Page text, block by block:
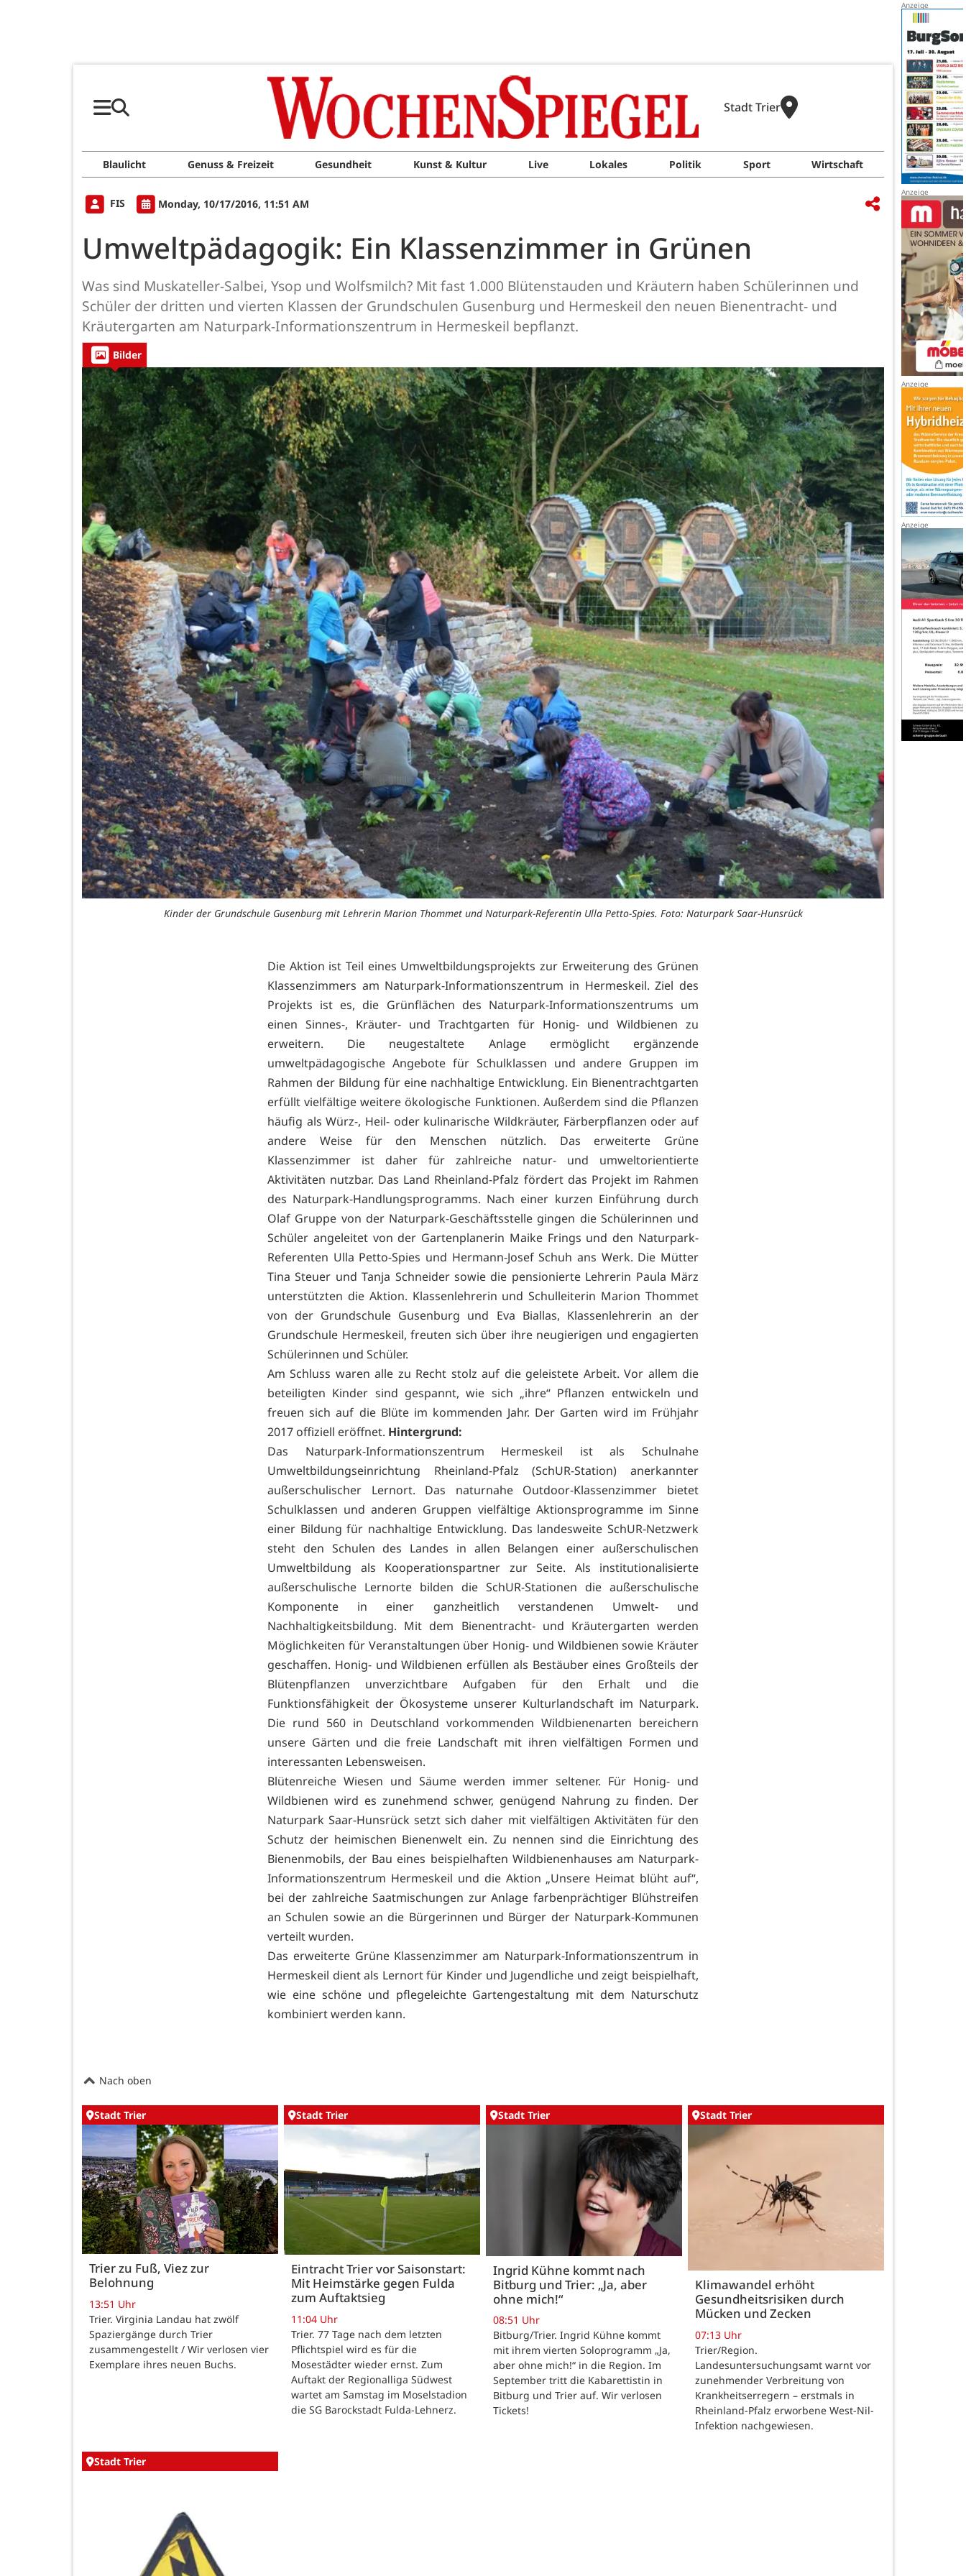
Stadt Trier
Blaulicht Genuss & Freizeit Gesundheit Kunst & Kultur Live Lokales Politik Sport Wirtschaft
FIS Monday, 10/17/2016, 11:51 AM
Umweltpädagogik: Ein Klassenzimmer in Grünen
Was sind Muskateller-Salbei, Ysop und Wolfsmilch? Mit fast 1.000 Blütenstauden und Kräutern haben Schülerinnen und
Schüler der dritten und vierten Klassen der Grundschulen Gusenburg und Hermeskeil den neuen Bienentracht- und
Kräutergarten am Naturpark-Informationszentrum in Hermeskeil bepflanzt.
Bilder
Kinder der Grundschule Gusenburg mit Lehrerin Marion Thommet und Naturpark-Referentin Ulla Petto-Spies. Foto: Naturpark Saar-Hunsrück
Die Aktion ist Teil eines Umweltbildungsprojekts zur Erweiterung des Grünen
Klassenzimmers am Naturpark-Informationszentrum in Hermeskeil. Ziel des
Projekts ist es, die Grünflächen des Naturpark-Informationszentrums um
einen Sinnes-, Kräuter- und Trachtgarten für Honig- und Wildbienen zu
erweitern. Die neugestaltete Anlage ermöglicht ergänzende
umweltpädagogische Angebote für Schulklassen und andere Gruppen im
Rahmen der Bildung für eine nachhaltige Entwicklung. Ein Bienentrachtgarten
erfüllt vielfältige weitere ökologische Funktionen. Außerdem sind die Pflanzen
häufig als Würz-, Heil- oder kulinarische Wildkräuter, Färberpflanzen oder auf
andere Weise für den Menschen nützlich. Das erweiterte Grüne
Klassenzimmer ist daher für zahlreiche natur- und umweltorientierte
Aktivitäten nutzbar. Das Land Rheinland-Pfalz fördert das Projekt im Rahmen
des Naturpark-Handlungsprogramms. Nach einer kurzen Einführung durch
Olaf Gruppe von der Naturpark-Geschäftsstelle gingen die Schülerinnen und
Schüler angeleitet von der Gartenplanerin Maike Frings und den Naturpark-
Referenten Ulla Petto-Spies und Hermann-Josef Schuh ans Werk. Die Mütter
Tina Steuer und Tanja Schneider sowie die pensionierte Lehrerin Paula März
unterstützten die Aktion. Klassenlehrerin und Schulleiterin Marion Thommet
von der Grundschule Gusenburg und Eva Biallas, Klassenlehrerin an der
Grundschule Hermeskeil, freuten sich über ihre neugierigen und engagierten
Schülerinnen und Schüler.
Am Schluss waren alle zu Recht stolz auf die geleistete Arbeit. Vor allem die
beteiligten Kinder sind gespannt, wie sich „ihre“ Pflanzen entwickeln und
freuen sich auf die Blüte im kommenden Jahr. Der Garten wird im Frühjahr
2017 offiziell eröffnet. Hintergrund:
Das Naturpark-Informationszentrum Hermeskeil ist als Schulnahe
Umweltbildungseinrichtung Rheinland-Pfalz (SchUR-Station) anerkannter
außerschulischer Lernort. Das naturnahe Outdoor-Klassenzimmer bietet
Schulklassen und anderen Gruppen vielfältige Aktionsprogramme im Sinne
einer Bildung für nachhaltige Entwicklung. Das landesweite SchUR-Netzwerk
steht den Schulen des Landes in allen Belangen einer außerschulischen
Umweltbildung als Kooperationspartner zur Seite. Als institutionalisierte
außerschulische Lernorte bilden die SchUR-Stationen die außerschulische
Komponente in einer ganzheitlich verstandenen Umwelt- und
Nachhaltigkeitsbildung. Mit dem Bienentracht- und Kräutergarten werden
Möglichkeiten für Veranstaltungen über Honig- und Wildbienen sowie Kräuter
geschaffen. Honig- und Wildbienen erfüllen als Bestäuber eines Großteils der
Blütenpflanzen unverzichtbare Aufgaben für den Erhalt und die
Funktionsfähigkeit der Ökosysteme unserer Kulturlandschaft im Naturpark.
Die rund 560 in Deutschland vorkommenden Wildbienenarten bereichern
unsere Gärten und die freie Landschaft mit ihren vielfältigen Formen und
interessanten Lebensweisen.
Blütenreiche Wiesen und Säume werden immer seltener. Für Honig- und
Wildbienen wird es zunehmend schwer, genügend Nahrung zu finden. Der
Naturpark Saar-Hunsrück setzt sich daher mit vielfältigen Aktivitäten für den
Schutz der heimischen Bienenwelt ein. Zu nennen sind die Einrichtung des
Bienenmobils, der Bau eines beispielhaften Wildbienenhauses am Naturpark-
Informationszentrum Hermeskeil und die Aktion „Unsere Heimat blüht auf“,
bei der zahlreiche Saatmischungen zur Anlage farbenprächtiger Blühstreifen
an Schulen sowie an die Bürgerinnen und Bürger der Naturpark-Kommunen
verteilt wurden.
Das erweiterte Grüne Klassenzimmer am Naturpark-Informationszentrum in
Hermeskeil dient als Lernort für Kinder und Jugendliche und zeigt beispielhaft,
wie eine schöne und pflegeleichte Gartengestaltung mit dem Naturschutz
kombiniert werden kann.
Nach oben
Stadt Trier
Trier zu Fuß, Viez zur
Belohnung
13:51 Uhr
Trier. Virginia Landau hat zwölf
Spaziergänge durch Trier
zusammengestellt / Wir verlosen vier
Exemplare ihres neuen Buchs.
Stadt Trier
Eintracht Trier vor Saisonstart:
Mit Heimstärke gegen Fulda
zum Auftaktsieg
11:04 Uhr
Trier. 77 Tage nach dem letzten
Pflichtspiel wird es für die
Mosestädter wieder ernst. Zum
Auftakt der Regionalliga Südwest
wartet am Samstag im Moselstadion
die SG Barockstadt Fulda-Lehnerz.
Stadt Trier
Ingrid Kühne kommt nach
Bitburg und Trier: „Ja, aber
ohne mich!“
08:51 Uhr
Bitburg/Trier. Ingrid Kühne kommt
mit ihrem vierten Soloprogramm „Ja,
aber ohne mich!“ in die Region. Im
September tritt die Kabarettistin in
Bitburg und Trier auf. Wir verlosen
Tickets!
Stadt Trier
Klimawandel erhöht
Gesundheitsrisiken durch
Mücken und Zecken
07:13 Uhr
Trier/Region.
Landesuntersuchungsamt warnt vor
zunehmender Verbreitung von
Krankheitserregern – erstmals in
Rheinland-Pfalz erworbene West-Nil-
Infektion nachgewiesen.
Stadt Trier